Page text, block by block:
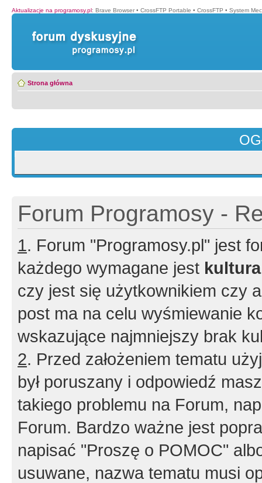
Aktualizacje na programosy.pl: Brave Browser • CrossFTP Portable • CrossFTP • System
Strona główna
Forum Programosy -
1. Forum "Programosy.pl" jest
każdego wymagane jest
czy jest się użytkownikiem czy
post ma na celu wyśmiewanie
wskazujące najmniejszy brak
2. Przed założeniem tematu
był poruszany i odpowiedź
takiego problemu na Forum,
Forum. Bardzo ważne jest
napisać "Proszę o POMOC"
usuwane, nazwa tematu musi